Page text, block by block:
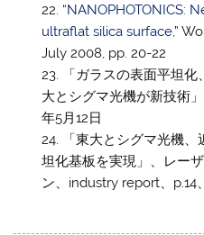
“NANOPHOTONICS:
ultraflat silica surface,”
July 2008, pp. 20-22
「ガラスの表面平坦
大とシグマ光機が新技術
年5月12日
「東大とシグマ光機
坦化基板を実現」、レー
ン、industry report、p.14